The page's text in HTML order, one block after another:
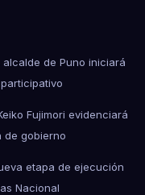
de Puno iniciará
Fujimori evidenciará
de gobierno
etapa de ejecución
Nacional